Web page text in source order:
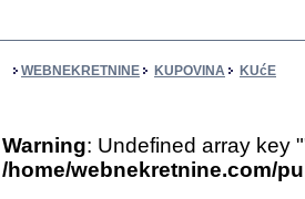
WEBNEKRETNINE KUPOVINA KUćE
Warning: Undefined array key
/home/webnekretnine.com/